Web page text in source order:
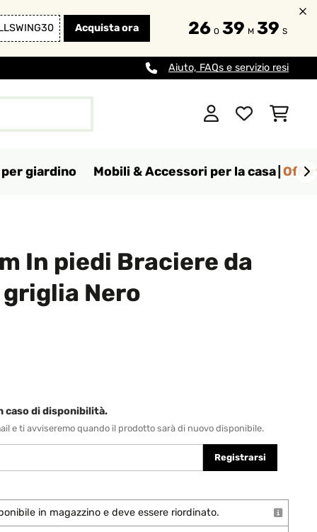
Acquista ora 26 O 39 M 39 S
Aiuto, FAQs e servizio resi
giardino Mobili & Accessori per la casa
In piedi Braciere da
Nero
caso di disponibilità.
e ti avviseremo quando il prodotto sarà di nuovo disponibile.
Registrarsi
in magazzino e deve essere riordinato.